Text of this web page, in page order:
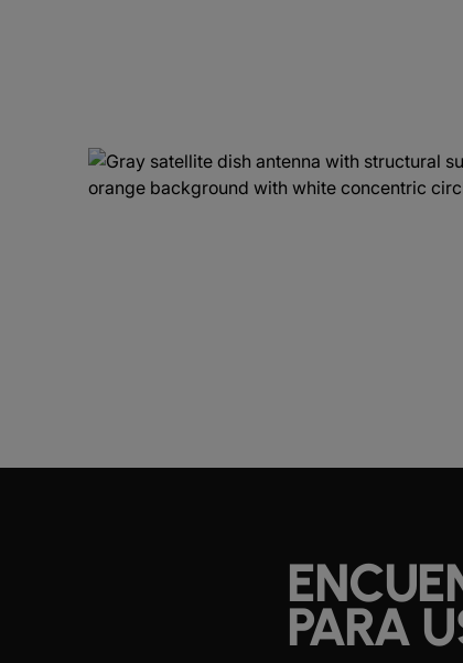
PARA